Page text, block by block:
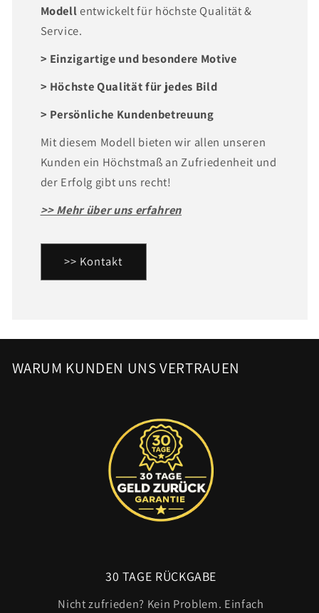
Modellentwickelt für höchste Qualität &
Service.
> Einzigartige und besondere Motive
> Höchste Qualität für jedes Bild
> Persönliche Kundenbetreuung
Mit diesem Modell bieten wir allen unseren
Kunden ein Höchstmaß an Zufriedenheit und
der Erfolg gibt uns recht!
>> Mehr über uns erfahren
>> Kontakt
WARUM KUNDEN UNS VERTRAUEN
30 TAGE RÜCKGABE
Nicht zufrieden? Kein Problem. Einfach